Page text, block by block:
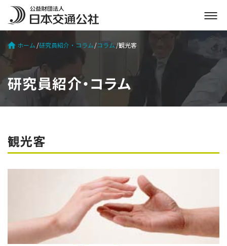
メ
ニ
ュ
開
ホーム 研究員紹介・コラム コラム 観光客
研究員紹介・コラム
観光客